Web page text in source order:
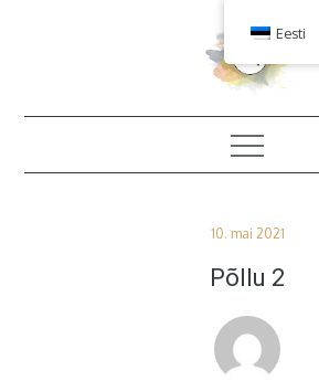
Posted
10. mai 2021
Põllu 2
Eesti